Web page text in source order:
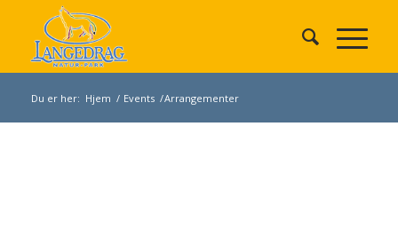
Du er her: Hjem / Events /Arrangementer